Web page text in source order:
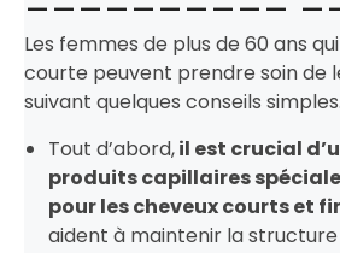
Les femmes de plus de 60 ans
courte peuvent prendre soin de
suivant quelques conseils simples.
Tout d’abord,il est crucial
produits capillaires
pour les cheveux courts et
aident à maintenir la